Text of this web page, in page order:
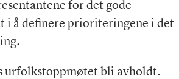
for det gode
i å definere prioriteringene i det
urfolkstoppmøtet bli avholdt.